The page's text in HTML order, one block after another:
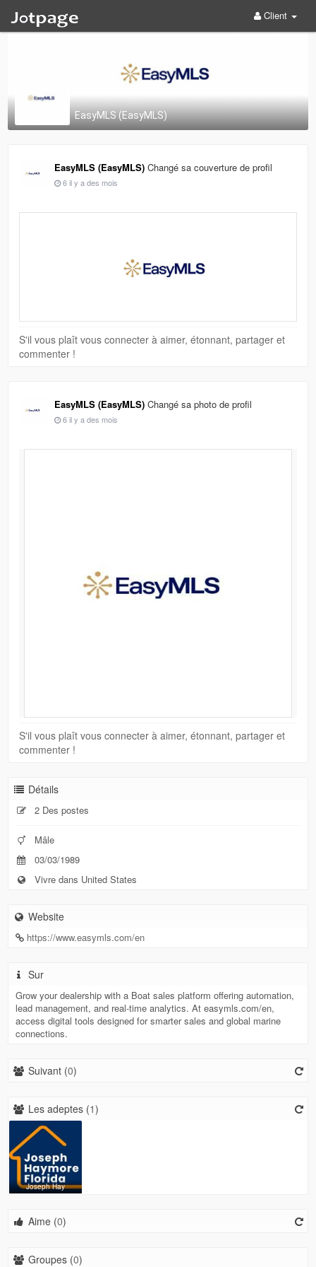
Client
EasyMLS (EasyMLS)
EasyMLS (EasyMLS) Changé sa couverture de profil
6 il y a des mois
S'il vous plaît vous connecter à aimer, étonnant, partager et
commenter !
EasyMLS (EasyMLS) Changé sa photo de profil
6 il y a des mois
S'il vous plaît vous connecter à aimer, étonnant, partager et
commenter !
Détails
2 Des postes
Mâle
03/03/1989
Vivre dans United States
Website
https://www.easymls.com/en
Sur
Grow your dealership with a Boat sales platform offering automation,
lead management, and real-time analytics. At easymls.com/en,
access digital tools designed for smarter sales and global marine
connections.
Suivant (0)
Les adeptes (1)
Joseph Hay
Aime (0)
Groupes (0)